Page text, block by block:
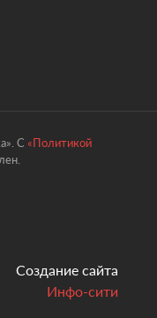
С«Политикой
Создание сайта
Инфо-сити